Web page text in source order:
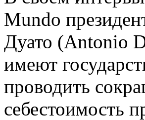
Mundo
Дуато (Antonio
имеют
проводить
себестоимость